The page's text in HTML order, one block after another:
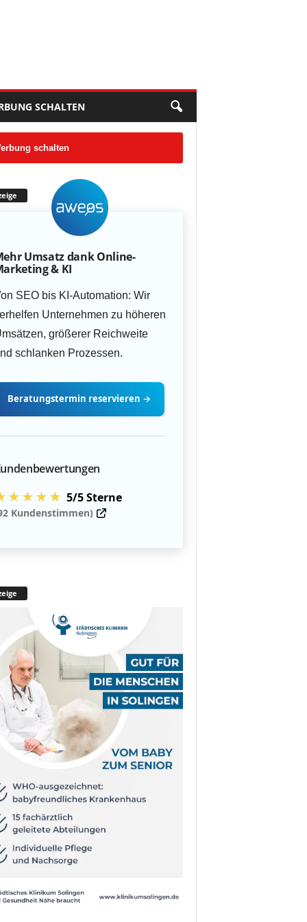
SCHALTEN
schalten
Umsatz dank Online-
& KI
SEO bis KI-Automation: Wir
Unternehmen zu höheren
größerer Reichweite
schlanken Prozessen.
Beratungstermin reservieren →
5/5 Sterne
Kundenstimmen)